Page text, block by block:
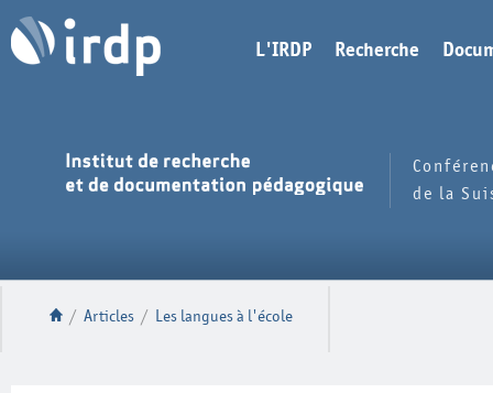
L'IRDP Recherche
de la
/ Articles / Les langues à l'école